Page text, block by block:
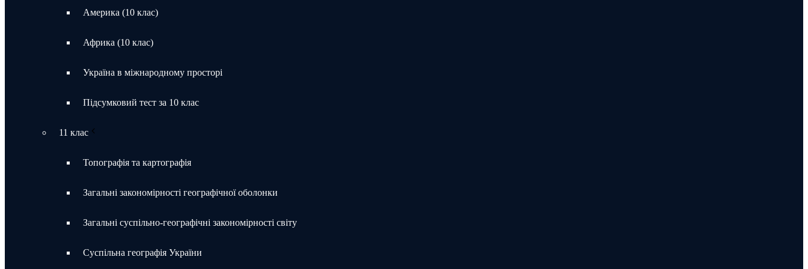
Америка (10 клас)
Африка (10 клас)
Україна в міжнародному просторі
Підсумковий тест за 10 клас
11 клас
Топографія та картографія
Загальні закономірності географічної оболонки
Загальні суспільно-географічні закономірності світу
Суспільна географія України